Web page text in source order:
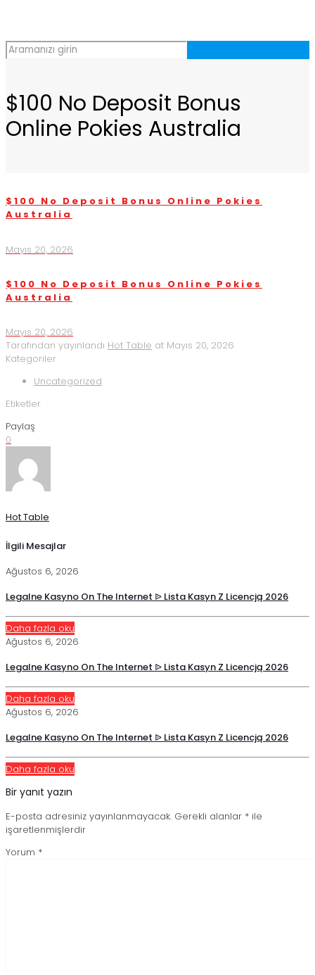
$100 No Deposit Bonus
Online Pokies Australia
$100 No Deposit Bonus Online Pokies
Australia
Mayıs 20, 2026
$100 No Deposit Bonus Online Pokies
Australia
Mayıs 20, 2026
Tarafından yayınlandı Hot Table at Mayıs 20, 2026
Kategoriler
Uncategorized
Etiketler
Paylaş
0
Hot Table
İlgili Mesajlar
Ağustos 6, 2026
Legalne Kasyno On The Internet ᐉ Lista Kasyn Z Licencją 2026
Daha fazla oku
Ağustos 6, 2026
Legalne Kasyno On The Internet ᐉ Lista Kasyn Z Licencją 2026
Daha fazla oku
Ağustos 6, 2026
Legalne Kasyno On The Internet ᐉ Lista Kasyn Z Licencją 2026
Daha fazla oku
Bir yanıt yazın
E-posta adresiniz yayınlanmayacak. Gerekli alanlar * ile
işaretlenmişlerdir
Yorum *